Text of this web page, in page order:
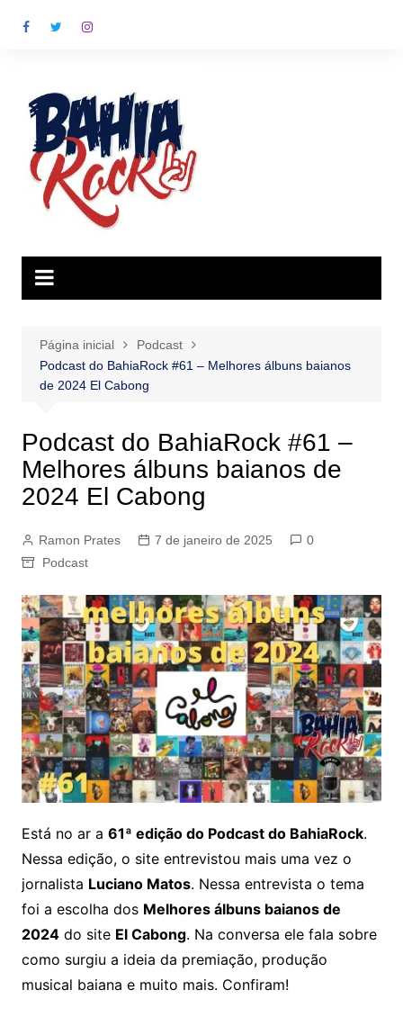
para
Página inicial
Podcast
Podcast do BahiaRock #61 – Melhores álbuns baianos
de 2024 El Cabong
Podcast do BahiaRock #61 –
Melhores álbuns baianos de
2024 El Cabong
Ramon Prates 7 de janeiro de 2025
0
Podcast
Está no ar a 61ª edição do Podcast do BahiaRock.
Nessa edição, o site entrevistou mais uma vez o
jornalista Luciano Matos. Nessa entrevista o tema
foi a escolha dos Melhores álbuns baianos de
2024do site El Cabong. Na conversa ele fala sobre
como surgiu a ideia da premiação, produção
musical baiana e muito mais. Confiram!